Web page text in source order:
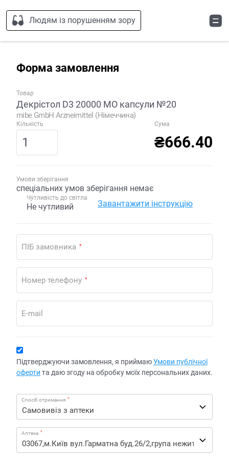
Людям із порушенням зору
Форма замовлення
Товар
Декрістол D3 20000 МО капсули №20
mibe GmbH Arzneimittel (Німеччина)
Кількість Сума
₴666.40
Умови зберігання
спеціальних умов зберігання немає
Чутливість до світла
Не чутливий Завантажити інструкцію
ПІБ замовника *
Номер телефону *
E-mail
Підтверджуючи замовлення, я приймаюУмови публічної
оферти та даю згоду на обробку моїх персональних даних.
Спосіб отримання *
Аптека *